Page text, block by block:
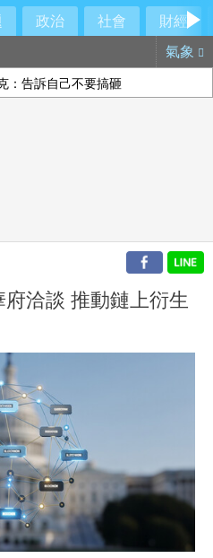
政治 社會
財經
氣象
：告訴自己不要搞砸
洽談 推動鏈上衍生